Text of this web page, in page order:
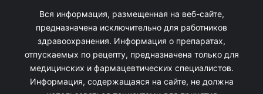
Вся информация, размещенная на веб-сайте,
предназначена исключительно для работников
здравоохранения. Информация о препаратах,
отпускаемых по рецепту, предназначена только для
медицинских и фармацевтических специалистов.
Информация, содержащаяся на сайте, не должна